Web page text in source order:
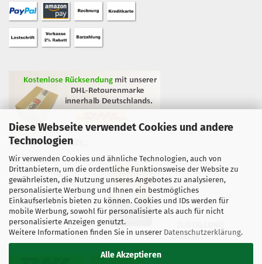
Diese Webseite verwendet Cookies und andere
Technologien
Wir verwenden Cookies und ähnliche Technologien, auch von
Drittanbietern, um die ordentliche Funktionsweise der Website zu
gewährleisten, die Nutzung unseres Angebotes zu analysieren,
personalisierte Werbung und Ihnen ein bestmögliches
Einkaufserlebnis bieten zu können. Cookies und IDs werden für
mobile Werbung, sowohl für personalisierte als auch für nicht
personalisierte Anzeigen genutzt.
Weitere Informationen finden Sie in unserer Datenschutzerklärung.
Alle Akzeptieren
GEPRÜFTE QUALITÄT...
DURCH...